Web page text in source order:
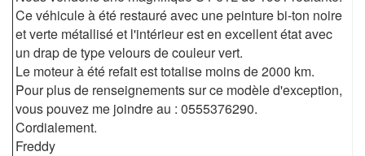
Ce véhicule à été restauré avec une peinture bi-ton noire
et verte métallisé et l'intérieur est en excellent état avec
un drap de type velours de couleur vert.
Le moteur à été refait est totalise moins de 2000 km.
Pour plus de renseignements sur ce modèle d'exception,
vous pouvez me joindre au : 0555376290.
Cordialement.
Freddy